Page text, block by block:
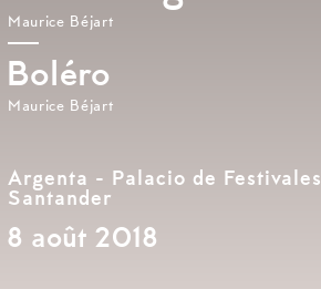
Maurice Béjart
Boléro
Maurice Béjart
Argenta - Palacio de Festivales
Santander
8 août 2018